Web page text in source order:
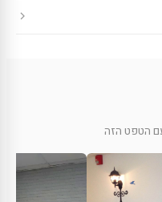
הטפט הזה